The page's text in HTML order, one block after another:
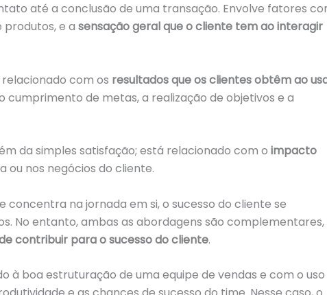
até a conclusão de uma transação. Envolve fatores
produtos, e a sensação geral que o cliente tem ao interagir
com os resultados que os clientes obtêm ao
cumprimento de metas, a realização de objetivos e a
da simples satisfação; está relacionado com o impacto
ou nos negócios do cliente.
na jornada em si, o sucesso do cliente se
No entanto, ambas as abordagens são complementares,
contribuir para o sucesso do cliente.
à boa estruturação de uma equipe de vendas e com o uso